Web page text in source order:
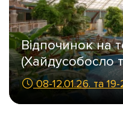
Відпочинок на
(Хайдусобосло
08-12.01.26. та